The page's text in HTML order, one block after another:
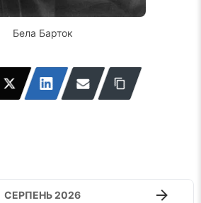
Бела Барток
СЕРПЕНЬ 2026